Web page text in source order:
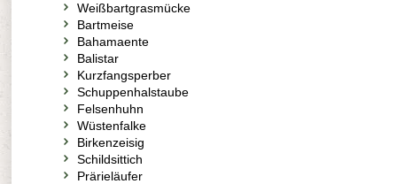
Weißbartgrasmücke
Bartmeise
Bahamaente
Balistar
Kurzfangsperber
Schuppenhalstaube
Felsenhuhn
Wüstenfalke
Birkenzeisig
Schildsittich
Prärieläufer